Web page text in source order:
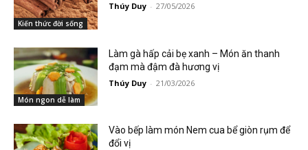
Kiến thức đời sống
Thúy Duy - 27/05/2026
Món ngon dễ làm
Làm gà hấp cải bẹ xanh – Món ăn thanh
đạm mà đậm đà hương vị
Thúy Duy - 21/03/2026
Vào bếp làm món Nem cua bể giòn rụm để
đổi vị